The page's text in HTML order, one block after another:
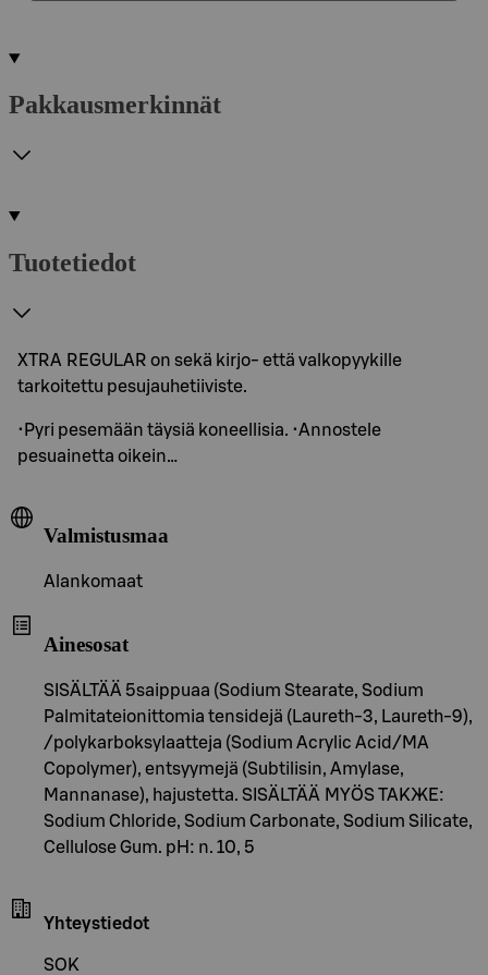
Pakkausmerkinnät
Tuotetiedot
XTRA REGULAR on sekä kirjo- että valkopyykille
tarkoitettu pesujauhetiiviste.
•Pyri pesemään täysiä koneellisia. •Annostele
pesuainetta oikein…
Valmistusmaa
Alankomaat
Ainesosat
SISÄLTÄÄ 5saippuaa (Sodium Stearate, Sodium
Palmitateionittomia tensidejä (Laureth-3, Laureth-9),
/polykarboksylaatteja (Sodium Acrylic Acid/MA
Copolymer), entsyymejä (Subtilisin, Amylase,
Mannanase), hajustetta. SISÄLTÄÄ MYÖS ТАКЖЕ:
Sodium Chloride, Sodium Carbonate, Sodium Silicate,
Cellulose Gum. pH: n. 10, 5
Yhteystiedot
SOK